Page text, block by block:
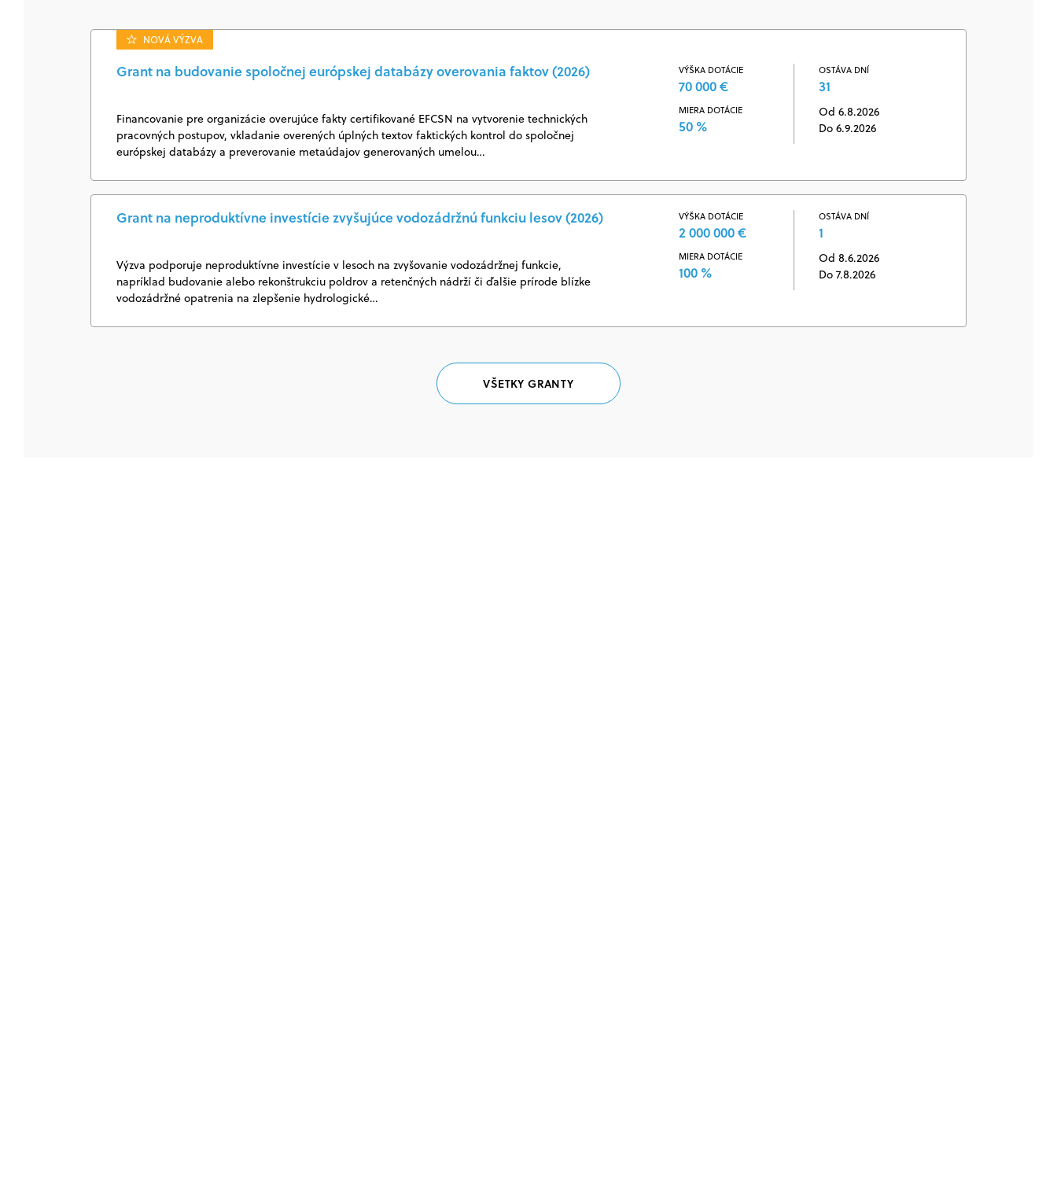
NOVÁ VÝZVA
Grant na budovanie spoločnej európskej databázy overovania faktov (2026)
Financovanie pre organizácie overujúce fakty certifikované EFCSN na vytvorenie technických
pracovných postupov, vkladanie overených úplných textov faktických kontrol do spoločnej
európskej databázy a preverovanie metaúdajov generovaných umelou…
VÝŠKA DOTÁCIE
70 000 €
MIERA DOTÁCIE
50 %
OSTÁVA DNÍ
31
Od 6.8.2026
Do 6.9.2026
Grant na neproduktívne investície zvyšujúce vodozádržnú funkciu lesov (2026)
Výzva podporuje neproduktívne investície v lesoch na zvyšovanie vodozádržnej funkcie,
napríklad budovanie alebo rekonštrukciu poldrov a retenčných nádrží či ďalšie prírode blízke
vodozádržné opatrenia na zlepšenie hydrologické…
VÝŠKA DOTÁCIE
2 000 000 €
MIERA DOTÁCIE
100 %
OSTÁVA DNÍ
1
Od 8.6.2026
Do 7.8.2026
VŠETKY GRANTY